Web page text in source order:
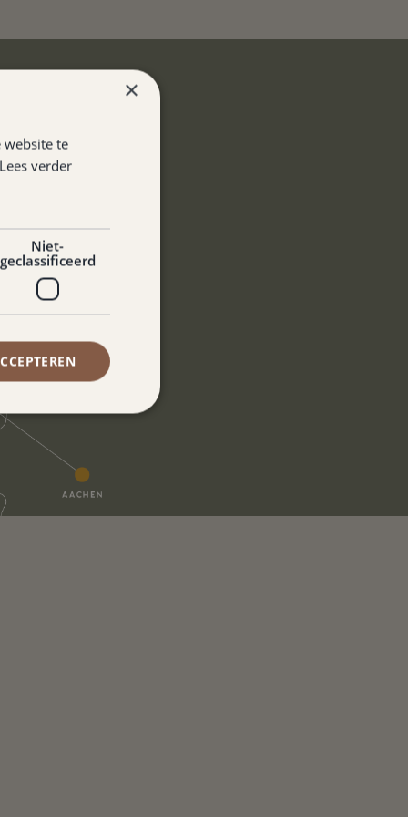
×
website te
Lees verder
Niet-
geclassificeerd